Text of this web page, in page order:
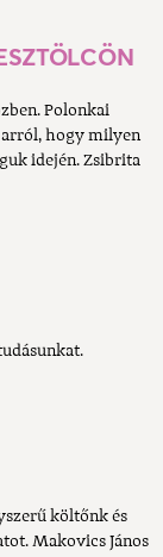
Polonkai
arról, hogy milyen
idején. Zsibrita
költőnk és
Makovics János